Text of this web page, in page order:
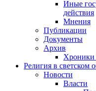
Иные
действия
Мнения
Публикации
Документы
Архив
Хроники
Религия в светском
Новости
Власти